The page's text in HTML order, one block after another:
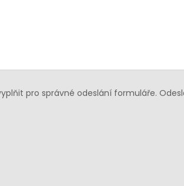
pro správné odeslání formuláře.